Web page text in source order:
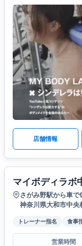
店舗情報
マイボディラボ
さがみ野駅から車で
神奈川県大和市中
トレーナー指名 食事
営業時間